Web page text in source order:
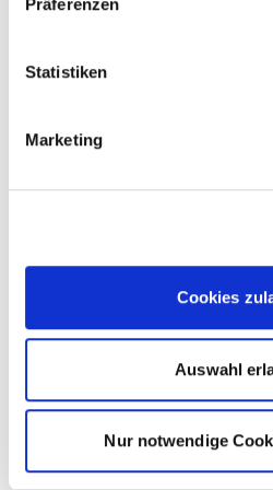
Statistiken
Marketing
Cookies
Auswahl
Nur notwendige